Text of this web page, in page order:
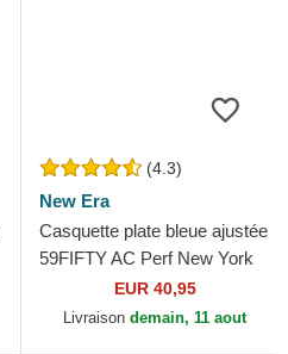
(4.3)
New Era
Casquette plate bleue ajustée
59FIFTY AC Perf New York
Mets MLB New Era
EUR 40,95
Livraison demain, 11 aout